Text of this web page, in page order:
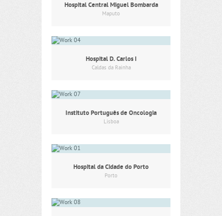
Hospital Central Miguel Bombarda
Maputo
Hospital D. Carlos I
Caldas da Rainha
Instituto Português de Oncologia
Lisboa
Hospital da Cidade do Porto
Porto